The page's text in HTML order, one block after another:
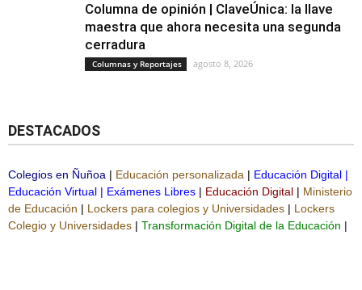
Columna de opinión | ClaveÚnica: la llave
maestra que ahora necesita una segunda
cerradura
Columnas y Reportajes agosto 8, 2026
DESTACADOS
Colegios en Ñuñoa | Educación personalizada | Educación Digital |
Educación Virtual | Exámenes Libres | Educación Digital | Ministerio
de Educación | Lockers para colegios y Universidades | Lockers
Colegio y Universidades | Transformación Digital de la Educación |